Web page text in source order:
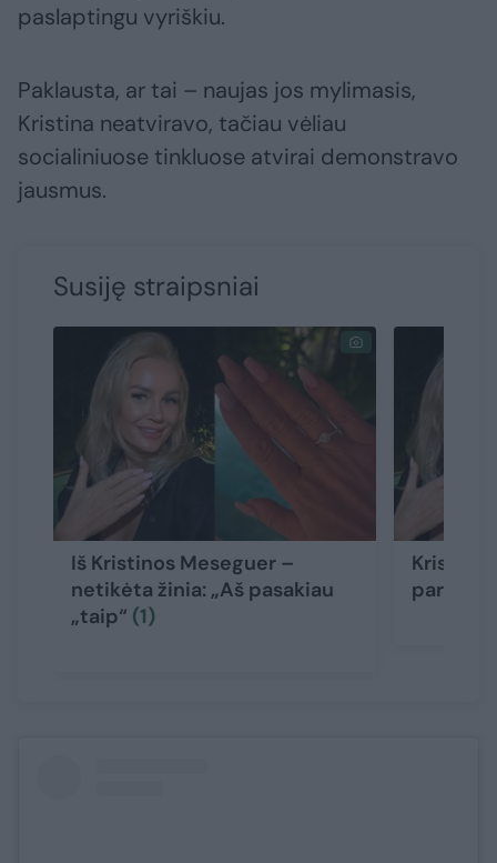
paslaptingu vyriškiu.
Paklausta, ar tai – naujas jos mylimasis,
Kristina neatviravo, tačiau vėliau
socialiniuose tinkluose atvirai demonstravo
jausmus.
Susiję straipsniai
Iš Kristinos Meseguer –
netikėta žinia: „Aš pasakiau
„taip“ (1)
Kristina
parodė